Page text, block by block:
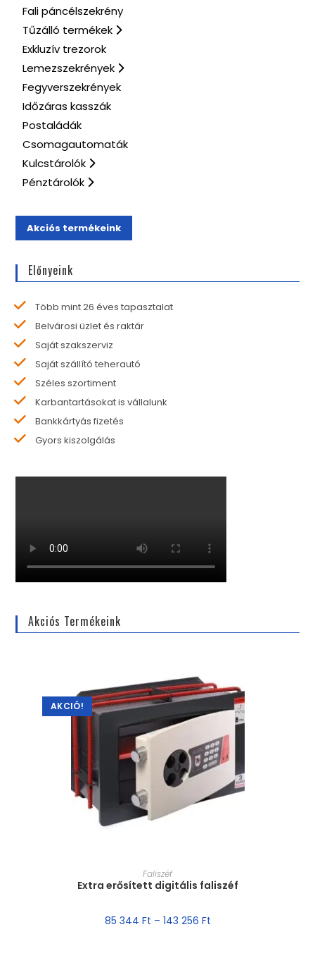
Fali páncélszekrény
Tűzálló termékek
Exkluzív trezorok
Lemezszekrények
Fegyverszekrények
Időzáras kasszák
Postaládák
Csomagautomaták
Kulcstárolók
Pénztárolók
Akciós termékeink
Előnyeink
Több mint 26 éves tapasztalat
Belvárosi üzlet és raktár
Saját szakszerviz
Saját szállító teherautó
Széles szortiment
Karbantartásokat is vállalunk
Bankkártyás fizetés
Gyors kiszolgálás
Akciós Termékeink
AKCIÓ!
MÉRET VÁLASZTÁSA
Faliszéf
Extra erősített digitális faliszéf
85 344 Ft – 143 256 Ft